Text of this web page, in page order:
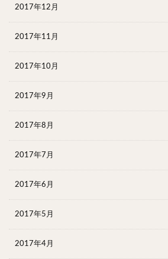
2017年12月
2017年11月
2017年10月
2017年9月
2017年8月
2017年7月
2017年6月
2017年5月
2017年4月